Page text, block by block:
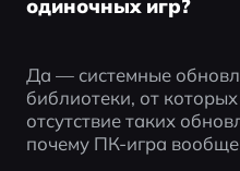
одиночных игр?
Да — системные
библиотеки, от
отсутствие таких
почему ПК-игра вообще